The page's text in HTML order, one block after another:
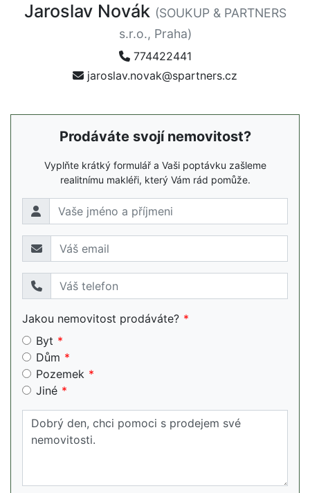
Jaroslav Novák (SOUKUP & PARTNERS
s.r.o., Praha)
774422441
jaroslav.novak@spartners.cz
Prodáváte svojí nemovitost?
Vyplňte krátký formulář a Vaši poptávku zašleme
realitnímu makléři, který Vám rád pomůže.
Jakou nemovitost prodáváte?
Byt
Dům
Pozemek
Jiné